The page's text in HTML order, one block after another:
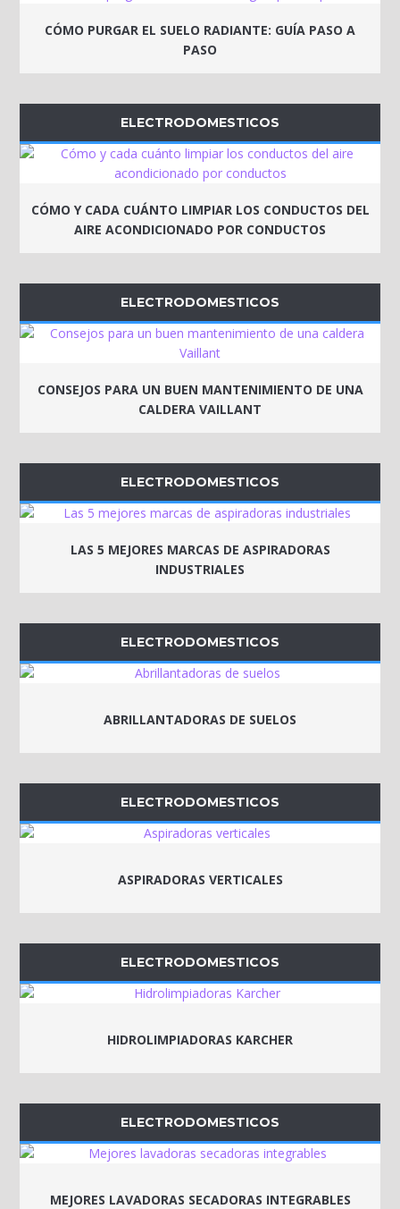
CÓMO PURGAR EL SUELO RADIANTE: GUÍA PASO A
PASO
ELECTRODOMESTICOS
CÓMO Y CADA CUÁNTO LIMPIAR LOS CONDUCTOS DEL
AIRE ACONDICIONADO POR CONDUCTOS
ELECTRODOMESTICOS
CONSEJOS PARA UN BUEN MANTENIMIENTO DE UNA
CALDERA VAILLANT
ELECTRODOMESTICOS
LAS 5 MEJORES MARCAS DE ASPIRADORAS
INDUSTRIALES
ELECTRODOMESTICOS
ABRILLANTADORAS DE SUELOS
ELECTRODOMESTICOS
ASPIRADORAS VERTICALES
ELECTRODOMESTICOS
HIDROLIMPIADORAS KARCHER
ELECTRODOMESTICOS
MEJORES LAVADORAS SECADORAS INTEGRABLES